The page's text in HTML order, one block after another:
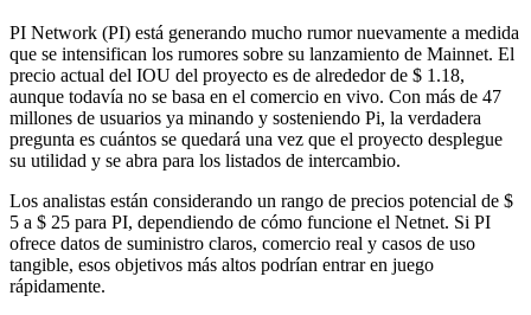
PI Network (PI) está generando mucho rumor nuevamente a medida
que se intensifican los rumores sobre su lanzamiento de Mainnet. El
precio actual del IOU del proyecto es de alrededor de $ 1.18,
aunque todavía no se basa en el comercio en vivo. Con más de 47
millones de usuarios ya minando y sosteniendo Pi, la verdadera
pregunta es cuántos se quedará una vez que el proyecto desplegue
su utilidad y se abra para los listados de intercambio.
Los analistas están considerando un rango de precios potencial de $
5 a $ 25 para PI, dependiendo de cómo funcione el Netnet. Si PI
ofrece datos de suministro claros, comercio real y casos de uso
tangible, esos objetivos más altos podrían entrar en juego
rápidamente.